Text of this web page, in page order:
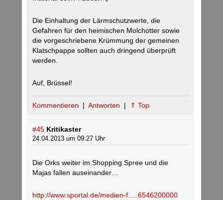
Die Einhaltung der Lärmschutzwerte, die
Gefahren für den heimischen Molchotter sowie
die vorgeschriebene Krümmung der gemeinen
Klatschpappe sollten auch dringend überprüft
werden.
Auf, Brüssel!
Kommentieren | Antworten | ⇑ Top
#45 Kritikaster
24.04.2013 um 09:27 Uhr
Die Orks weiter im Shopping Spree und die
Majas fallen auseinander…
http://www.sportal.de/medien-f.....6546200000